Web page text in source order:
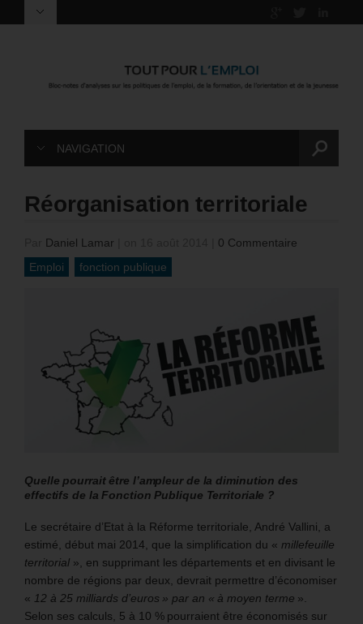
NAVIGATION
Réorganisation territoriale
Daniel Lamar
0 Commentaire
Emploi
fonction publique
Quelle pourrait être l’ampleur de la diminution des
effectifs de la Fonction Publique Territoriale ?
Le secrétaire d’Etat à la Réforme territoriale, André Vallini, a
estimé, début mai 2014, que la simplification du « millefeuille
territorial », en supprimant les départements et en divisant le
nombre de régions par deux, devrait permettre d’économiser
« 12 à 25 milliards d’euros » par an « à moyen terme ».
Selon ses calculs, 5 à 10 % pourraient être économisés sur